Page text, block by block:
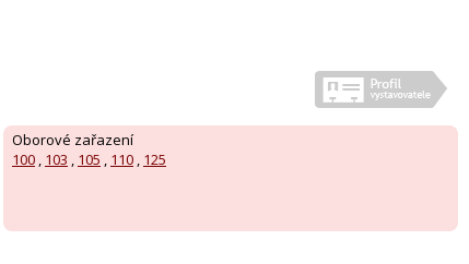
Oborové zařazení
100 , 103 , 105 , 110 , 125